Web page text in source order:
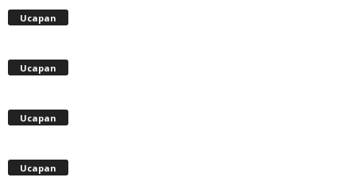
Ucapan
Ucapan
Ucapan
Ucapan